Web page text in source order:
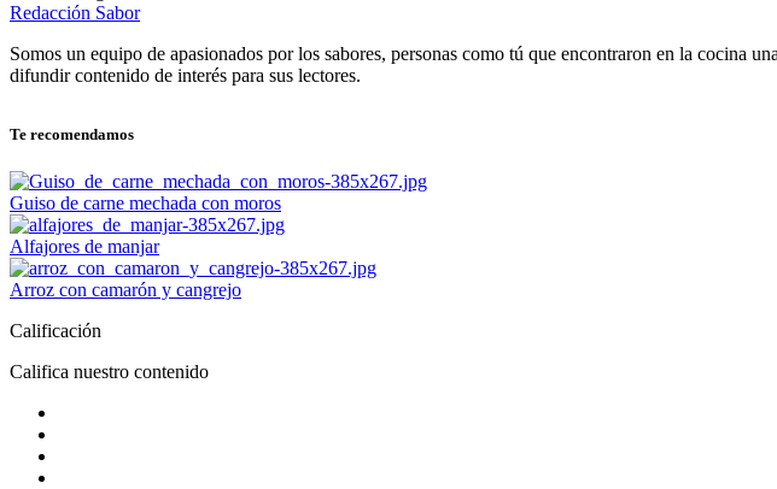
Redacción Sabor
Somos un equipo de apasionados por los sabores, personas como tú que encontraron en la cocina
difundir contenido de interés para sus lectores.
Te recomendamos
Guiso de carne mechada con moros
Alfajores de manjar
Arroz con camarón y cangrejo
Calificación
Califica nuestro contenido